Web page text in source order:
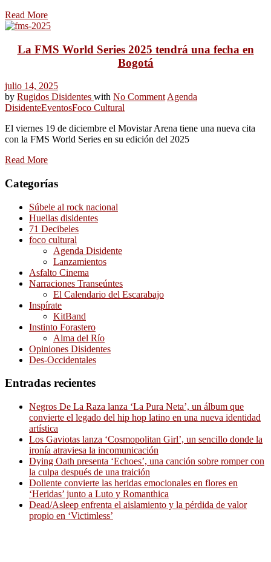
Read More
La FMS World Series 2025 tendrá una fecha en
Bogotá
julio 14, 2025
by Rugidos Disidentes with No Comment Agenda
DisidenteEventosFoco Cultural
El viernes 19 de diciembre el Movistar Arena tiene una nueva cita
con la FMS World Series en su edición del 2025
Read More
Categorías
Súbele al rock nacional
Huellas disidentes
71 Decibeles
foco cultural
Agenda Disidente
Lanzamientos
Asfalto Cinema
Narraciones Transeúntes
El Calendario del Escarabajo
Inspírate
KitBand
Instinto Forastero
Alma del Río
Opiniones Disidentes
Des-Occidentales
Entradas recientes
Negros De La Raza lanza ‘La Pura Neta’, un álbum que
convierte el legado del hip hop latino en una nueva identidad
artística
Los Gaviotas lanza ‘Cosmopolitan Girl’, un sencillo donde la
ironía atraviesa la incomunicación
Dying Oath presenta ‘Echoes’, una canción sobre romper con
la culpa después de una traición
Doliente convierte las heridas emocionales en flores en
‘Heridas’ junto a Luto y Romanthica
Dead/Asleep enfrenta el aislamiento y la pérdida de valor
propio en ‘Victimless’